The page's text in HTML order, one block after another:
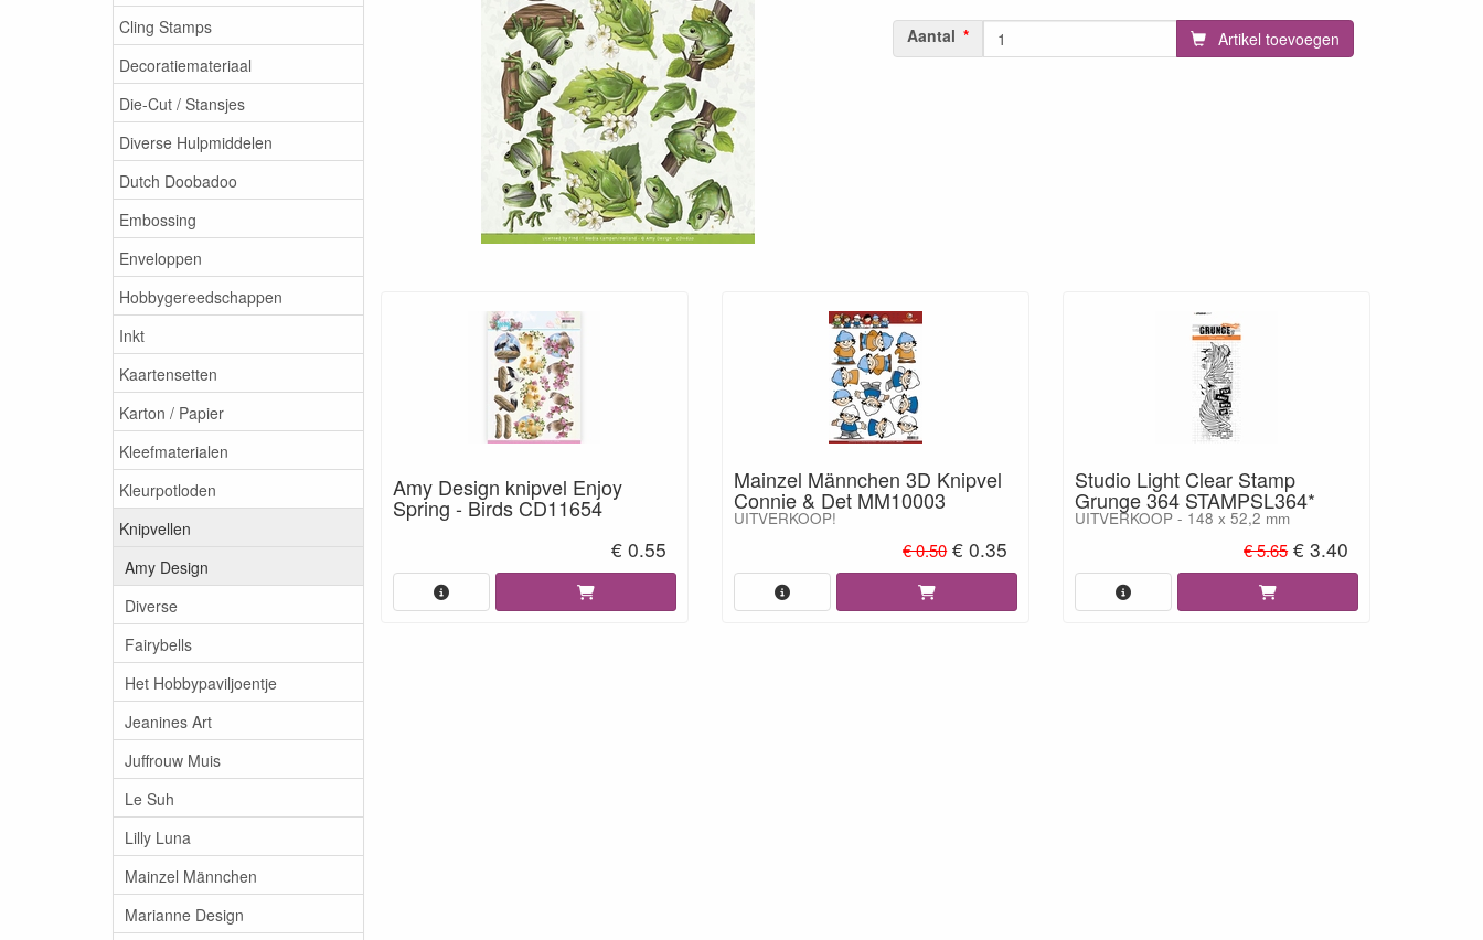
Cling Stamps
Decoratiemateriaal
Die-Cut / Stansjes
Diverse Hulpmiddelen
Dutch Doobadoo
Embossing
Enveloppen
Hobbygereedschappen
Inkt
Kaartensetten
Karton / Papier
Kleefmaterialen
Kleurpotloden
Knipvellen
Amy Design
Diverse
Fairybells
Het Hobbypaviljoentje
Jeanines Art
Juffrouw Muis
Le Suh
Lilly Luna
Mainzel Männchen
Marianne Design
Aantal Artikel toevoegen
Amy Design knipvel Enjoy
Spring - Birds CD11654
€ 0.55
Mainzel Männchen 3D Knipvel
Connie & Det MM10003
UITVERKOOP!
€ 0.50€ 0.35
Studio Light Clear Stamp
Grunge 364 STAMPSL364*
UITVERKOOP - 148 x 52,2 mm
€ 5.65€ 3.40